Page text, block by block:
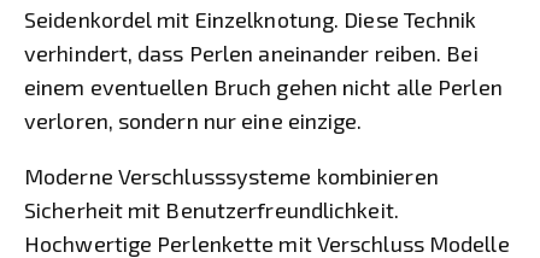
Seidenkordel mit Einzelknotung. Diese Technik
verhindert, dass Perlen aneinander reiben. Bei
einem eventuellen Bruch gehen nicht alle Perlen
verloren, sondern nur eine einzige.
Moderne Verschlusssysteme kombinieren
Sicherheit mit Benutzerfreundlichkeit.
Hochwertige Perlenkette mit Verschluss Modelle